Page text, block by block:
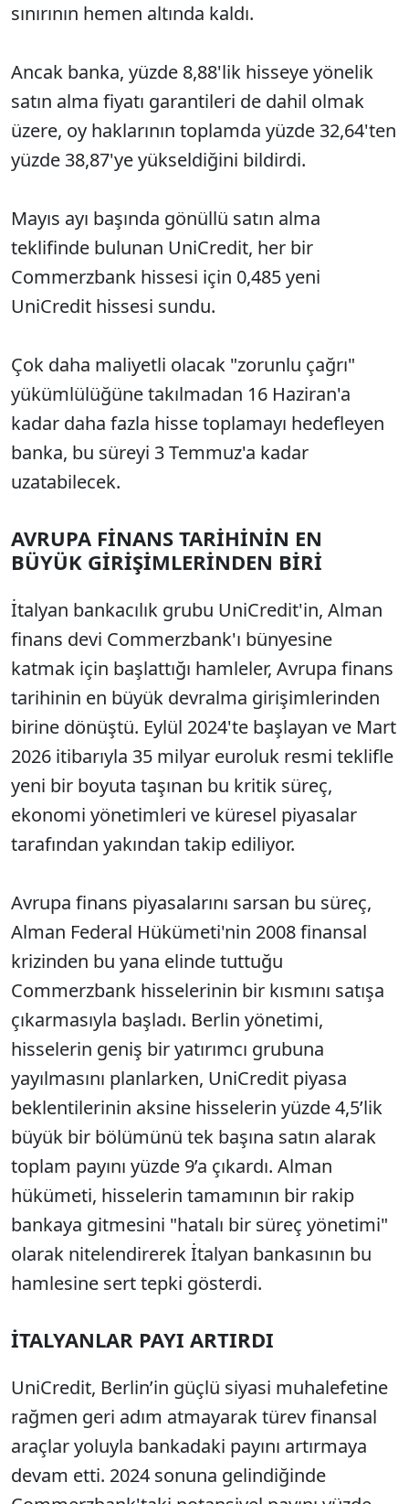
sınırının hemen altında kaldı.
Ancak banka, yüzde 8,88'lik hisseye yönelik
satın alma fiyatı garantileri de dahil olmak
üzere, oy haklarının toplamda yüzde 32,64'ten
yüzde 38,87'ye yükseldiğini bildirdi.
Mayıs ayı başında gönüllü satın alma
teklifinde bulunan UniCredit, her bir
Commerzbank hissesi için 0,485 yeni
UniCredit hissesi sundu.
Çok daha maliyetli olacak "zorunlu çağrı"
yükümlülüğüne takılmadan 16 Haziran'a
kadar daha fazla hisse toplamayı hedefleyen
banka, bu süreyi 3 Temmuz'a kadar
uzatabilecek.
AVRUPA FİNANS TARİHİNİN EN
BÜYÜK GİRİŞİMLERİNDEN BİRİ
İtalyan bankacılık grubu UniCredit'in, Alman
finans devi Commerzbank'ı bünyesine
katmak için başlattığı hamleler, Avrupa finans
tarihinin en büyük devralma girişimlerinden
birine dönüştü. Eylül 2024'te başlayan ve Mart
2026 itibarıyla 35 milyar euroluk resmi teklifle
yeni bir boyuta taşınan bu kritik süreç,
ekonomi yönetimleri ve küresel piyasalar
tarafından yakından takip ediliyor.
Avrupa finans piyasalarını sarsan bu süreç,
Alman Federal Hükümeti'nin 2008 finansal
krizinden bu yana elinde tuttuğu
Commerzbank hisselerinin bir kısmını satışa
çıkarmasıyla başladı. Berlin yönetimi,
hisselerin geniş bir yatırımcı grubuna
yayılmasını planlarken, UniCredit piyasa
beklentilerinin aksine hisselerin yüzde 4,5’lik
büyük bir bölümünü tek başına satın alarak
toplam payını yüzde 9’a çıkardı. Alman
hükümeti, hisselerin tamamının bir rakip
bankaya gitmesini "hatalı bir süreç yönetimi"
olarak nitelendirerek İtalyan bankasının bu
hamlesine sert tepki gösterdi.
İTALYANLAR PAYI ARTIRDI
UniCredit, Berlin’in güçlü siyasi muhalefetine
rağmen geri adım atmayarak türev finansal
araçlar yoluyla bankadaki payını artırmaya
devam etti. 2024 sonuna gelindiğinde